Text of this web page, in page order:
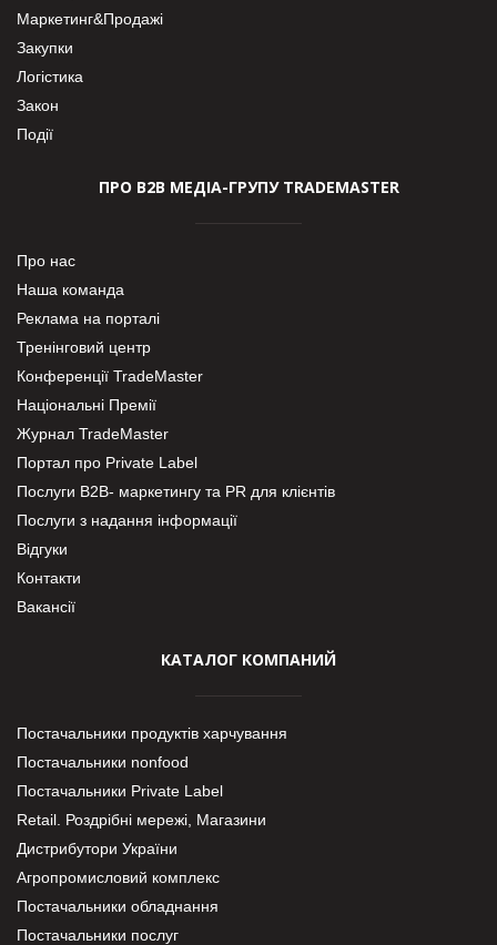
Маркетинг&Продажі
Закупки
Логістика
Закон
Події
ПРО В2В МЕДІА-ГРУПУ TRADEMASTER
Про нас
Наша команда
Реклама на порталі
Тренінговий центр
Конференції TradeMaster
Національні Премії
Журнал TradeMaster
Портал про Private Label
Послуги В2В- маркетингу та PR для клієнтів
Послуги з надання інформації
Відгуки
Контакти
Вакансії
КАТАЛОГ КОМПАНИЙ
Постачальники продуктів харчування
Постачальники nonfood
Постачальники Private Label
Retail. Роздрібні мережі, Магазини
Дистрибутори України
Агропромисловий комплекс
Постачальники обладнання
Постачальники послуг